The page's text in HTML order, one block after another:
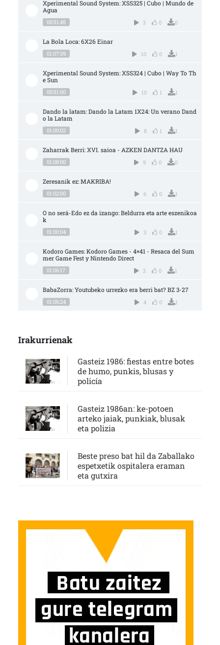
Xperimental Sound System: XSS325 | Cubo | Mundo de
Agua
00:51:45 3 0 0
La Bola Loca: 6X26 Einar
01:07:39 10 0 1
Xperimental Sound System: XSS324 | Cubo | Way To Th
e Sun
00:51:00 10 1 1
Dando la latam: Dando la Latam 1X24: Un verano Dand
o la Latam
01:00:02 8 1 1
Zaharrak Berri: XVI. saioa - AZKEN DANTZA HAU
01:08:00 9 0 0
Zeresanik ez: MAKRIBA!
01:02:00 6 0 1
O no será-Edo ez da izango: Beldurra eta arte eszenikoa
k
01:00:04 3 0 1
Kodoro Games: Kodoro Games - 4×41 - Resaca del Sum
mer Game Fest y Nintendo Direct
01:06:17 3 0 1
BabaZorra: Youtubeko urrezko era berri bat? BZ 3-27
01:06:24 4 0 1
Irakurrienak
Gasteiz 1986: fiestas entre botes
de humo, punkis, blusas y
policía
Gasteiz 1986an: ke-potoen
arteko jaiak, punkiak, blusak
eta polizia
Beste preso bat hil da Zaballako
espetxetik ospitalera eraman
eta gutxira